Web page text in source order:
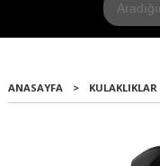
ANASAYFA > KULAKLIKLAR